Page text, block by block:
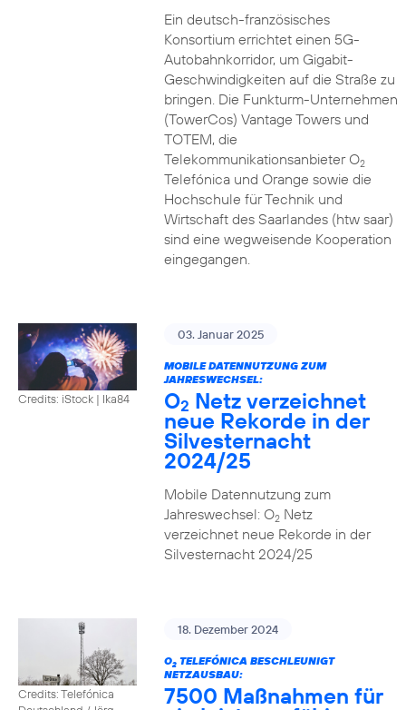
Ein deutsch-französisches
Konsortium errichtet einen 5G-
Autobahnkorridor, um Gigabit-
Geschwindigkeiten auf die Straße zu
bringen. Die Funkturm-Unternehmen
(TowerCos) Vantage Towers und
TOTEM, die
Telekommunikationsanbieter O2
Telefónica und Orange sowie die
Hochschule für Technik und
Wirtschaft des Saarlandes (htw saar)
sind eine wegweisende Kooperation
eingegangen.
Credits: iStock | Ika84
03. Januar 2025
MOBILE DATENNUTZUNG ZUM
JAHRESWECHSEL:
O2 Netz verzeichnet
neue Rekorde in der
Silvesternacht
2024/25
Mobile Datennutzung zum
Jahreswechsel: O2Netz
verzeichnet neue Rekorde in der
Silvesternacht 2024/25
Credits: Telefónica
18. Dezember 2024
O2TELEFÓNICA BESCHLEUNIGT
NETZAUSBAU:
7500 Maßnahmen für